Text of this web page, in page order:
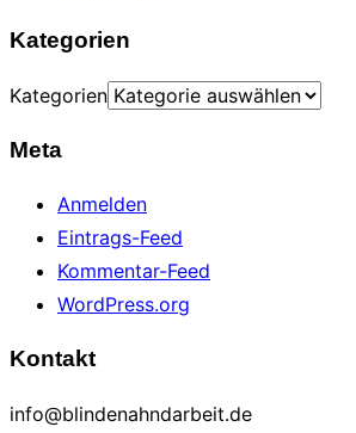
Kategorien
Kategorien
Meta
Anmelden
Eintrags-Feed
Kommentar-Feed
WordPress.org
Kontakt
info@blindenahndarbeit.de